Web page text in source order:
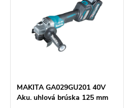
MAKITA GA029GU201 40V
Aku. uhlová brúska 125 mm